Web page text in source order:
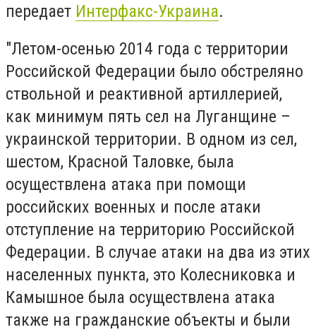
передает Интерфакс-Украина.
"Летом-осенью 2014 года с территории
Российской Федерации было обстреляно
ствольной и реактивной артиллерией,
как минимум пять сел на Луганщине –
украинской территории. В одном из сел,
шестом, Красной Таловке, была
осуществлена атака при помощи
российских военных и после атаки
отступление на территорию Российской
Федерации. В случае атаки на два из этих
населенных пункта, это Колесниковка и
Камышное была осуществлена атака
также на гражданские объекты и были